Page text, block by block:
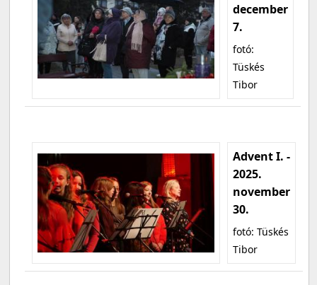
december
7.
fotó:
Tüskés
Tibor
Advent I. -
2025.
november
30.
fotó: Tüskés
Tibor